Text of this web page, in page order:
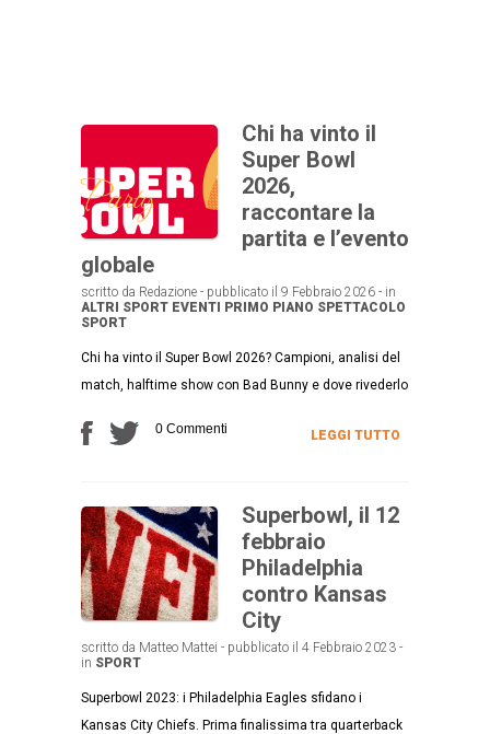
Chi ha vinto il
Super Bowl
2026,
raccontare la
partita e l’evento
globale
scritto da Redazione - pubblicato il 9 Febbraio 2026 - in
ALTRI SPORT EVENTI PRIMO PIANO SPETTACOLO
SPORT
Chi ha vinto il Super Bowl 2026? Campioni, analisi del
match, halftime show con Bad Bunny e dove rivederlo
0 Commenti LEGGI TUTTO
Superbowl, il 12
febbraio
Philadelphia
contro Kansas
City
scritto da Matteo Mattei - pubblicato il 4 Febbraio 2023 -
in SPORT
Superbowl 2023: i Philadelphia Eagles sfidano i
Kansas City Chiefs. Prima finalissima tra quarterback